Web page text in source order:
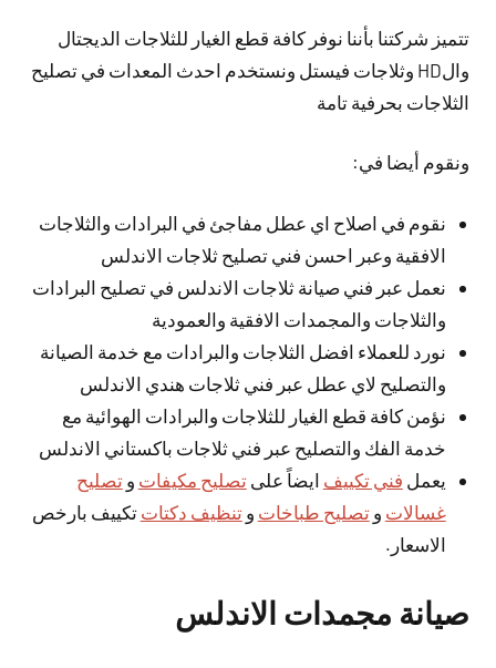
تتميز شركتنا بأننا نوفر كافة قطع الغيار للثلاجات الديجتال
والHD وثلاجات فيستل ونستخدم احدث المعدات في تصليح
الثلاجات بحرفية تامة
ونقوم أيضا في:
نقوم في اصلاح اي عطل مفاجئ في البرادات والثلاجات
الافقية وعبر احسن فني تصليح ثلاجات الاندلس
نعمل عبر فني صيانة ثلاجات الاندلس في تصليح البرادات
والثلاجات والمجمدات الافقية والعمودية
نورد للعملاء افضل الثلاجات والبرادات مع خدمة الصيانة
والتصليح لاي عطل عبر فني ثلاجات هندي الاندلس
نؤمن كافة قطع الغيار للثلاجات والبرادات الهوائية مع
خدمة الفك والتصليح عبر فني ثلاجات باكستاني الاندلس
يعمل فني تكييف ايضاً علىتصليح مكيفات وتصليح
غسالات وتصليح طباخات وتنظيف دكتات تكييف بارخص
الاسعار.
صيانة مجمدات الاندلس